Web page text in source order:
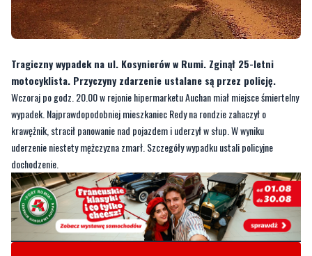
Tragiczny wypadek na ul. Kosynierów w Rumi. Zginął 25-letni
motocyklista. Przyczyny zdarzenie ustalane są przez policję.
Wczoraj po godz. 20.00 w rejonie hipermarketu Auchan miał miejsce śmiertelny
wypadek. Najprawdopodobniej mieszkaniec Redy na rondzie zahaczył o
krawężnik, stracił panowanie nad pojazdem i uderzył w słup. W wyniku
uderzenie niestety mężczyzna zmarł. Szczegóły wypadku ustali policyjne
dochodzenie.